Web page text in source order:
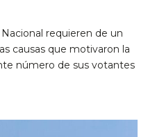
requieren de un
causas que motivaron la
número de sus votantes